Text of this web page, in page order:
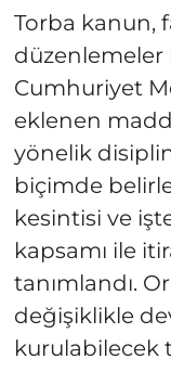
Torba kanun,
düzenlemeler
Cumhuriyet
eklenen
yönelik disiplin
biçimde
kesintisi ve
kapsamı ile
tanımlandı.
değişiklikle
kurulabilecek